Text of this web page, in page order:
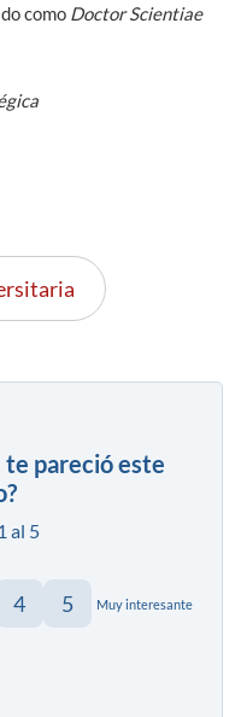
como Doctor Scientiae
pareció este
al 5
4 5 Muy interesante